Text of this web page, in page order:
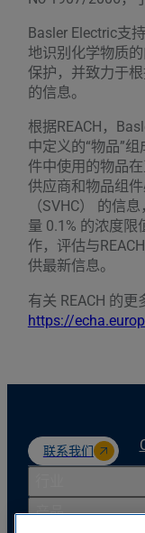
Basler Electric支
地识别化学物质
保护，并致力于
的信息。
根据REACH，
中定义的“物品”
件中使用的物品
供应商和物品组
（SVHC） 的信
量 0.1% 的浓度限
作，评估与
供最新信息。
有关 REACH 的
https://
联系我们
产品